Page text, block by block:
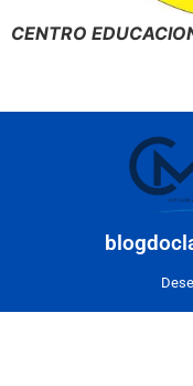
CENTRO